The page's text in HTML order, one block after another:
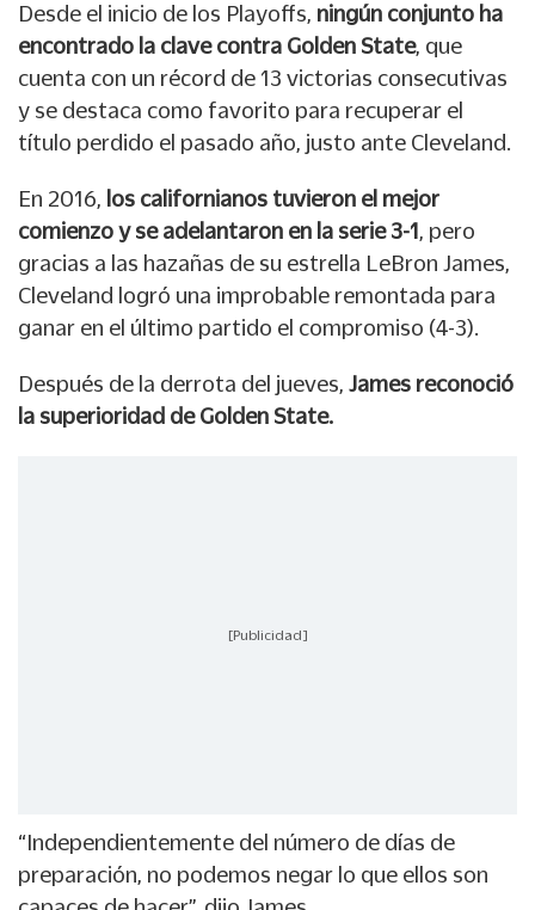
Desde el inicio de los Playoffs, ningún conjunto ha
encontrado la clave contra Golden State, que
cuenta con un récord de 13 victorias consecutivas
y se destaca como favorito para recuperar el
título perdido el pasado año, justo ante Cleveland.
En 2016, los californianos tuvieron el mejor
comienzo y se adelantaron en la serie 3-1, pero
gracias a las hazañas de su estrella LeBron James,
Cleveland logró una improbable remontada para
ganar en el último partido el compromiso (4-3).
Después de la derrota del jueves, James reconoció
la superioridad de Golden State.
[Publicidad]
“Independientemente del número de días de
preparación, no podemos negar lo que ellos son